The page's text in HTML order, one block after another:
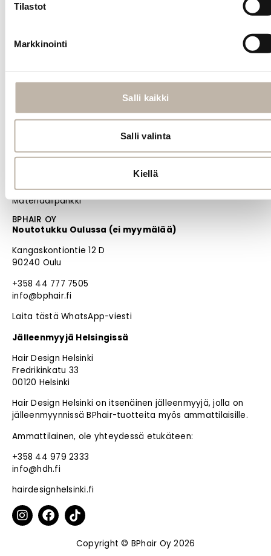
Tilastot
Markkinointi
Salli kaikki
Salli valinta
Kiellä
Evästeiden hallinta
PRO
Oma tili
Materiaalipankki
BPHAIR OY
Noutotukku Oulussa (ei myymälää)
Kangaskontiontie 12 D
90240 Oulu
+358 44 777 7505
info@bphair.fi
Laita tästä WhatsApp-viesti
Jälleenmyyjä Helsingissä
Hair Design Helsinki
Fredrikinkatu 33
00120 Helsinki
Hair Design Helsinki on itsenäinen jälleenmyyjä, jolla on
jälleenmyynnissä BPhair-tuotteita myös ammattilaisille.
Ammattilainen, ole yhteydessä etukäteen:
+358 44 979 2333
info@hdh.fi
hairdesignhelsinki.fi
Copyright © BPhair Oy 2026